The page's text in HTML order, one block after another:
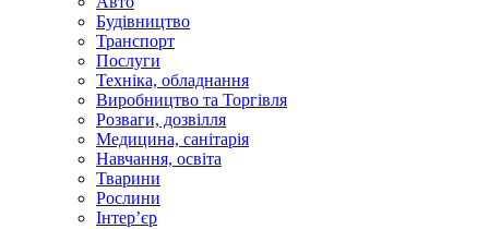
Будівництво
Транспорт
Послуги
Техніка, обладнання
Виробництво та Торгівля
Розваги, дозвілля
Медицина, санітарія
Навчання, освіта
Тварини
Рослини
Інтер’єр